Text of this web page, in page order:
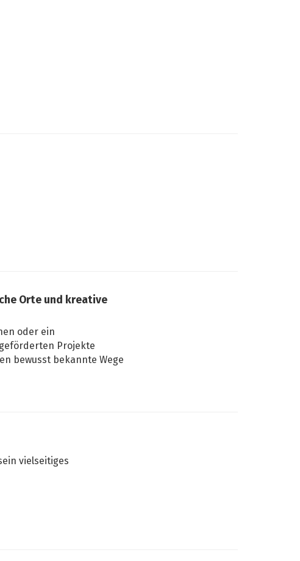
Orte und kreative
oder ein
Projekte
bewusst bekannte Wege
vielseitiges